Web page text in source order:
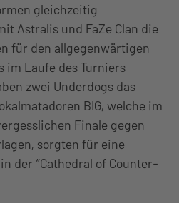
gleichzeitig
Astralis und FaZe Clan die
für den allgegenwärtigen
im Laufe des Turniers
zwei Underdogs das
BIG, welche im
Finale gegen
sorgten für eine
der “Cathedral of Counter-